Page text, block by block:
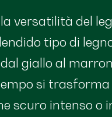
versatilità del
tipo di
giallo al
si trasforma
scuro intenso o